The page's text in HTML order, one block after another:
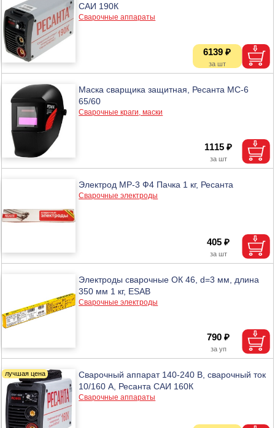
САИ 190К
Сварочные аппараты
6139 ₽
Маска сварщика защитная, Ресанта МС-6
65/60
Сварочные краги, маски
1115 ₽
Электрод МР-3 Ф4 Пачка 1 кг, Ресанта
Сварочные электроды
405 ₽
Электроды сварочные ОК 46, d=3 мм, длина
350 мм 1 кг, ESAB
Сварочные электроды
790 ₽
Сварочный аппарат 140-240 В, сварочный ток
10/160 А, Ресанта САИ 160К
Сварочные аппараты